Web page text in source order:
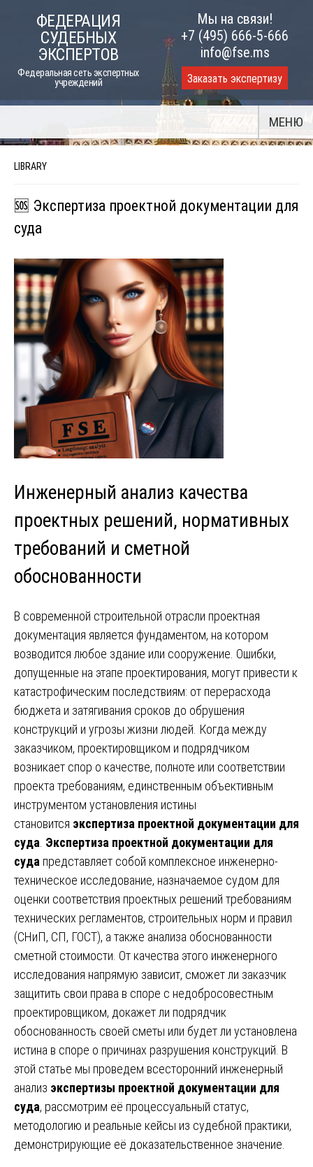
ФЕДЕРАЦИЯ
СУДЕБНЫХ
ЭКСПЕРТОВ
Федеральная сеть экспертных
учреждений
Мы на связи!
+7 (495) 666-5-666
info@fse.ms
Заказать экспертизу
МЕНЮ
LIBRARY
🆘 Экспертиза проектной документации для
суда
Инженерный анализ качества
проектных решений, нормативных
требований и сметной
обоснованности
В современной строительной отрасли проектная
документация является фундаментом, на котором
возводится любое здание или сооружение. Ошибки,
допущенные на этапе проектирования, могут привести к
катастрофическим последствиям: от перерасхода
бюджета и затягивания сроков до обрушения
конструкций и угрозы жизни людей. Когда между
заказчиком, проектировщиком и подрядчиком
возникает спор о качестве, полноте или соответствии
проекта требованиям, единственным объективным
инструментом установления истины
становится экспертиза проектной документации для
суда Экспертиза проектной документации для
суда представляет собой комплексное инженерно-
техническое исследование, назначаемое судом для
оценки соответствия проектных решений требованиям
технических регламентов, строительных норм и правил
(СНиП, СП, ГОСТ), а также анализа обоснованности
сметной стоимости. От качества этого инженерного
исследования напрямую зависит, сможет ли заказчик
защитить свои права в споре с недобросовестным
проектировщиком, докажет ли подрядчик
обоснованность своей сметы или будет ли установлена
истина в споре о причинах разрушения конструкций. В
этой статье мы проведем всесторонний инженерный
анализ экспертизы проектной документации для
суда, рассмотрим её процессуальный статус,
методологию и реальные кейсы из судебной практики,
демонстрирующие её доказательственное значение.